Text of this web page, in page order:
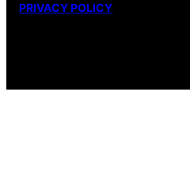
PRIVACY POLICY